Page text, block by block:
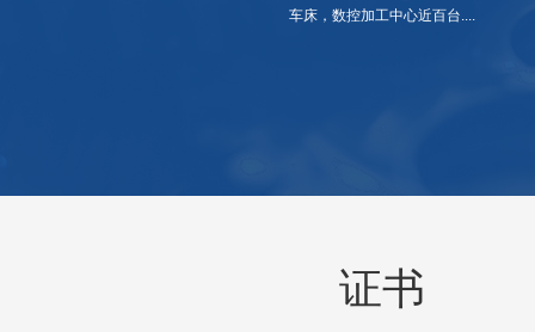
车床，数控加工中心近百台....
证书